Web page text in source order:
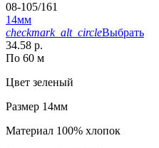
08-105/161
14мм
checkmark_alt_circleВыбрать
34.58 р.
По 60 м
Цвет зеленый
Размер 14мм
Материал 100% хлопок